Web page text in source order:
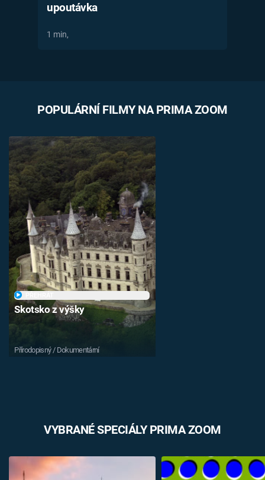
upoutávka
1 min,
POPULÁRNÍ FILMY NA PRIMA ZOOM
Skotsko z výšky
Přírodopisný / Dokumentární
VYBRANÉ SPECIÁLY PRIMA ZOOM